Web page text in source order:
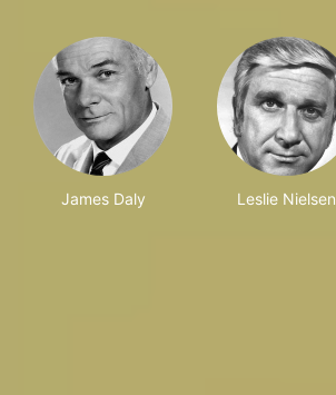
James Daly Leslie Nielsen